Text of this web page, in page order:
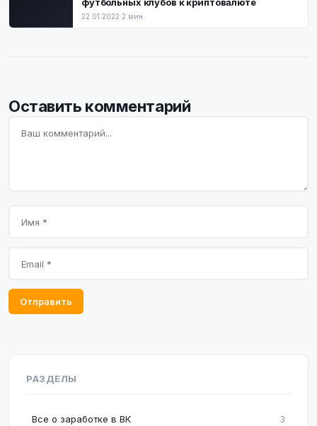
22.01.2022·2 мин.
Оставить комментарий
Отправить
РАЗДЕЛЫ
Все о заработке в ВК 3